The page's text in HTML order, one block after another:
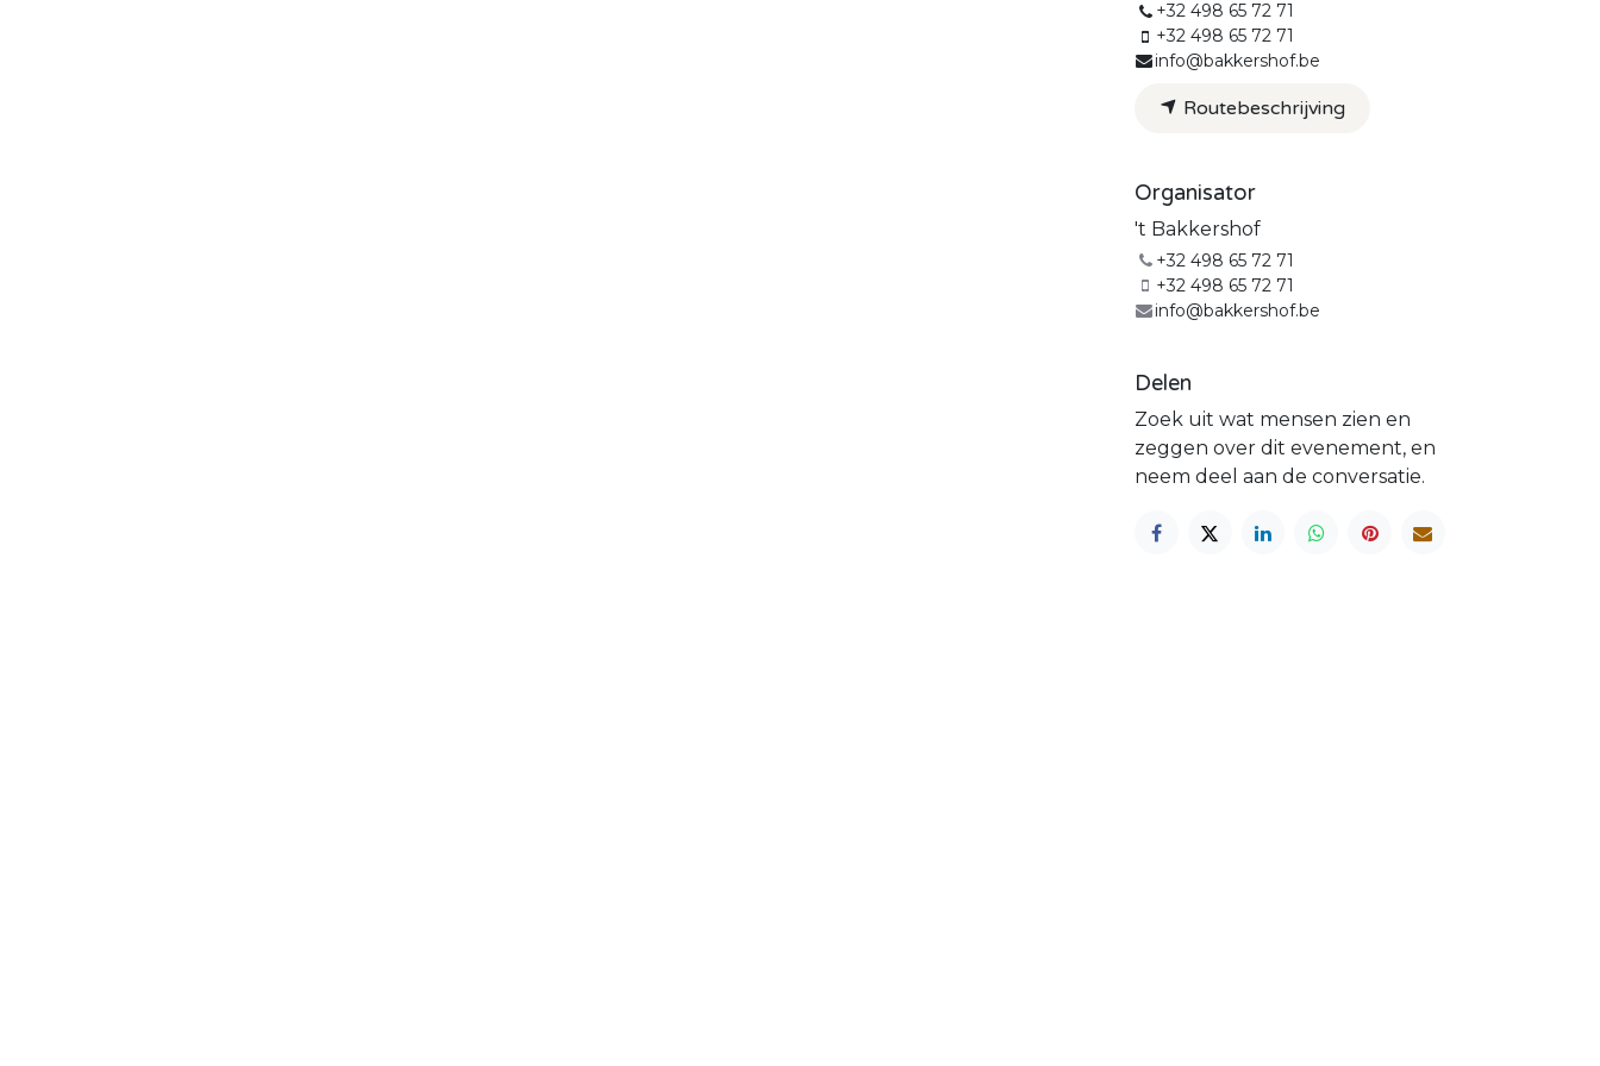
+32 498 65 72 71
+32 498 65 72 71
info@bakkershof.be
Routebeschrijving
Organisator
't Bakkershof
+32 498 65 72 71
+32 498 65 72 71
info@bakkershof.be
Delen
Zoek uit wat mensen zien en
zeggen over dit evenement, en
neem deel aan de conversatie.